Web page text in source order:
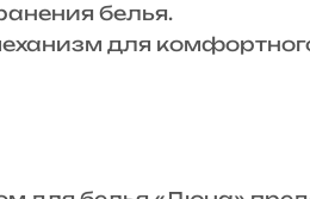
белья.
для